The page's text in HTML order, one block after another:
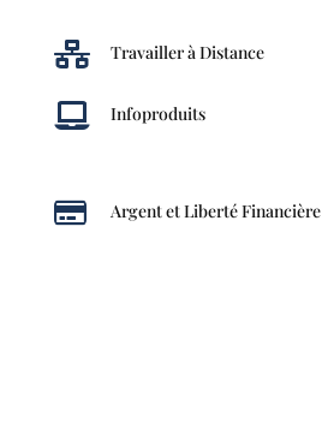
 Travailler à Distance
 Infoproduits
 Argent et Liberté Financière